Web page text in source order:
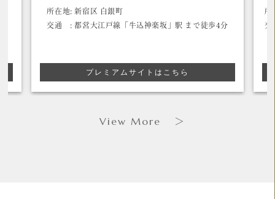
大江戸線「牛込神楽坂」駅 まで徒歩4分
プレミアムサイトはこちら
文京区 水道 2丁目
交通 : 東京メトロ有楽町
View More ＞